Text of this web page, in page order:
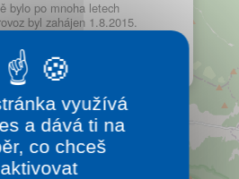
bylo po mnoha letech
byl zahájen 1.8.2015.
nerezový bazén a 4
do lesa.
využívá
a dává ti na
co chceš
aktivovat